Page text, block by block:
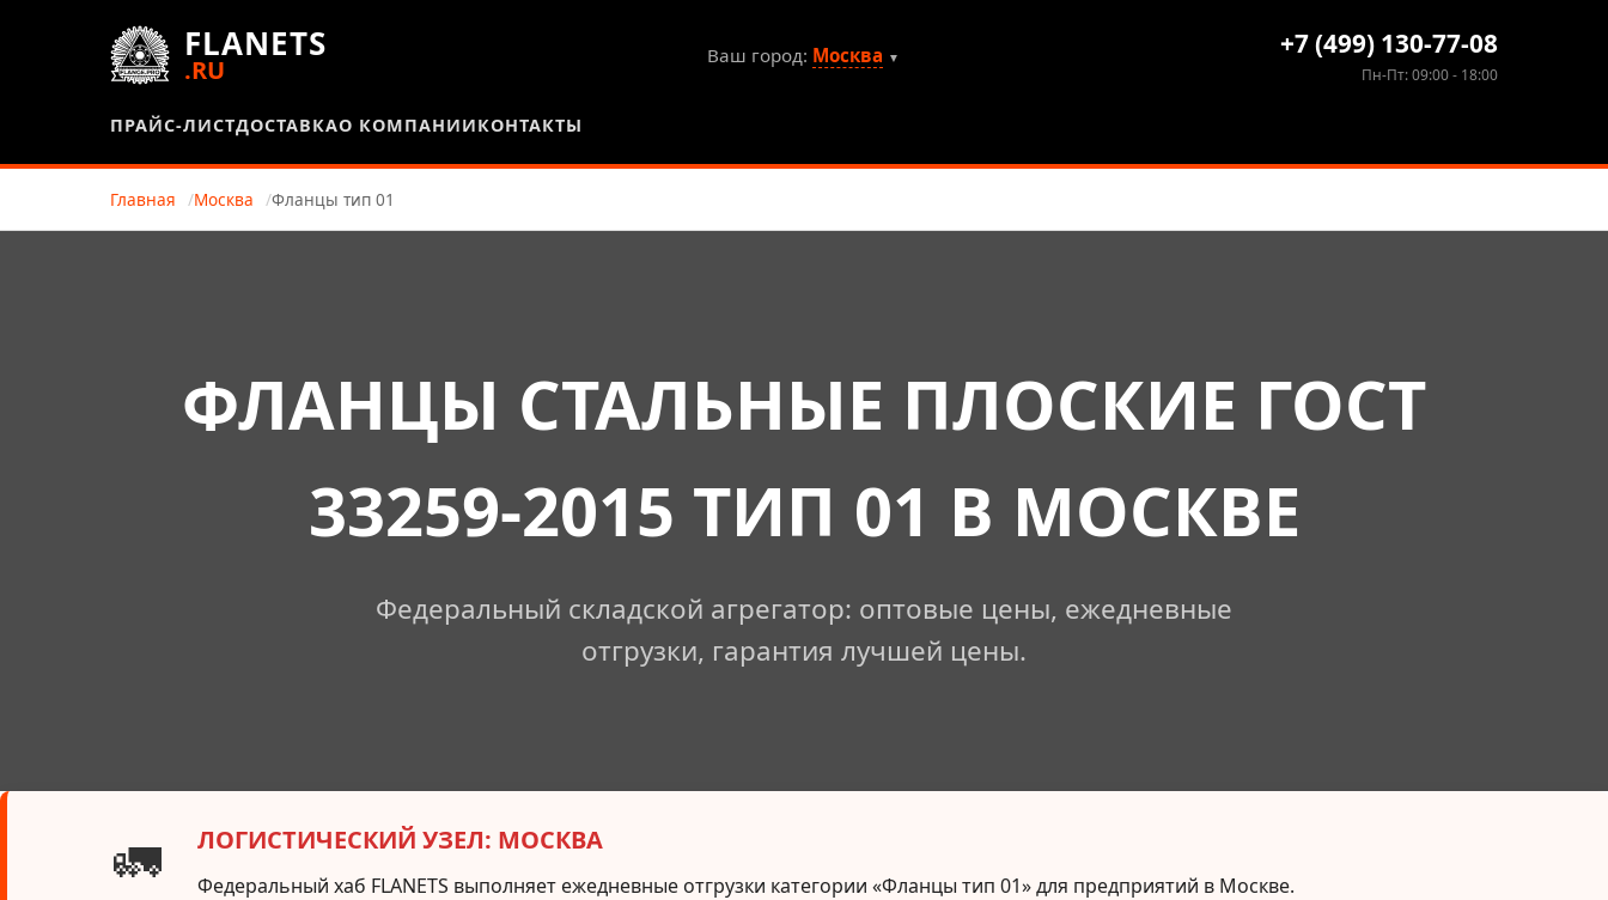
FLANETS
.RU Ваш город: Москва ▼ +7 (499) 130-77-08
Пн-Пт: 09:00 - 18:00
ПРАЙС-ЛИСТДОСТАВКАО КОМПАНИИКОНТАКТЫ
Главная Москва Фланцы тип 01
ФЛАНЦЫ СТАЛЬНЫЕ ПЛОСКИЕ ГОСТ
33259-2015 ТИП 01 В МОСКВЕ
Федеральный складской агрегатор: оптовые цены, ежедневные
отгрузки, гарантия лучшей цены.
🚛 ЛОГИСТИЧЕСКИЙ УЗЕЛ: МОСКВА
Федеральный хаб FLANETS выполняет ежедневные отгрузки категории «Фланцы тип 01» для предприятий в Москве.